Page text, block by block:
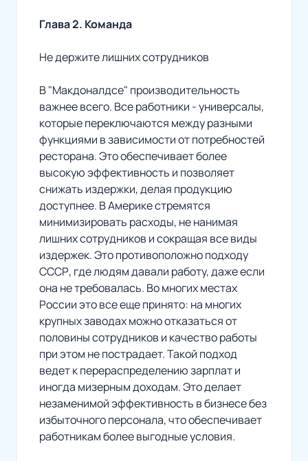
Глава 2. Команда
Не держите лишних сотрудников
В "Макдоналдсе" производительность
важнее всего. Все работники - универсалы,
которые переключаются между разными
функциями в зависимости от потребностей
ресторана. Это обеспечивает более
высокую эффективность и позволяет
снижать издержки, делая продукцию
доступнее. В Америке стремятся
минимизировать расходы, не нанимая
лишних сотрудников и сокращая все виды
издержек. Это противоположно подходу
СССР, где людям давали работу, даже если
она не требовалась. Во многих местах
России это все еще принято: на многих
крупных заводах можно отказаться от
половины сотрудников и качество работы
при этом не пострадает. Такой подход
ведет к перераспределению зарплат и
иногда мизерным доходам. Это делает
незаменимой эффективность в бизнесе без
избыточного персонала, что обеспечивает
работникам более выгодные условия.